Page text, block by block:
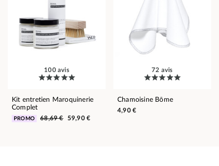
100 avis
Kit entretien Maroquinerie
Complet
PROMO 68,69 € 59,90 €
72 avis
Chamoisine Bōme
4,90 €